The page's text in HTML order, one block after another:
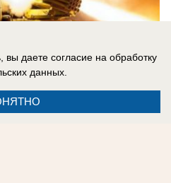
вы даете согласие на обработку
данных.